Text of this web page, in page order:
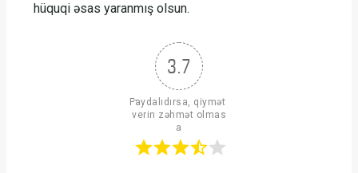
hüquqi əsas yaranmış olsun.
3.7
Faydalıdırsa, qiymət
verin zəhmət olmas
a